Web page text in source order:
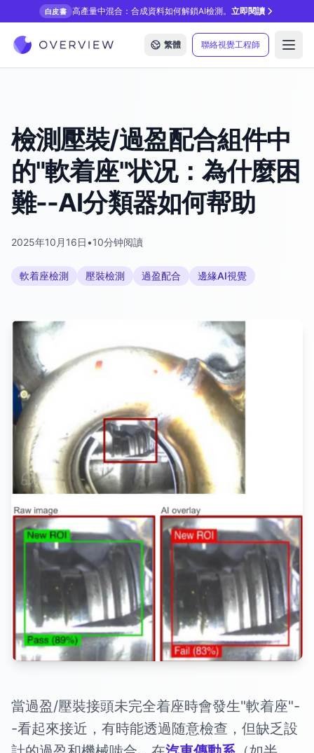
白皮書 高產量中混合：合成資料如何解鎖AI檢測。立即閱讀
繁體 聯絡視覺工程師
檢測壓裝/過盈配合組件中
的"軟着座"状况：為什麼困
難--AI分類器如何帮助
2025年10月16日•10分钟阅讀
軟着座檢測 壓裝檢測 過盈配合 邊緣AI視覺
當過盈/壓裝接頭未完全着座時會發生"軟着座"-
-看起來接近，有時能透過随意檢查，但缺乏設